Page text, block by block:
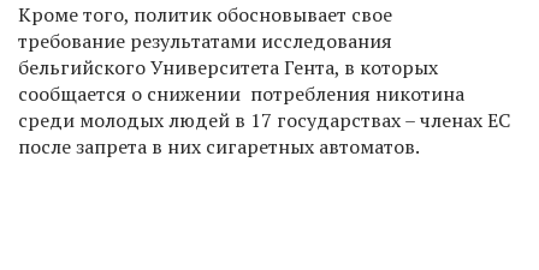
Кроме того, политик обосновывает свое
требование результатами исследования
бельгийского Университета Гента, в которых
сообщается о снижении потребления никотина
среди молодых людей в 17 государствах – членах ЕС
после запрета в них сигаретных автоматов.